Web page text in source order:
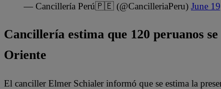
— Cancillería Perú🇵🇪 (@CancilleriaPeru) June
Cancillería estima que 120 peruanos
Oriente
El canciller Elmer Schialer informó que se estima la